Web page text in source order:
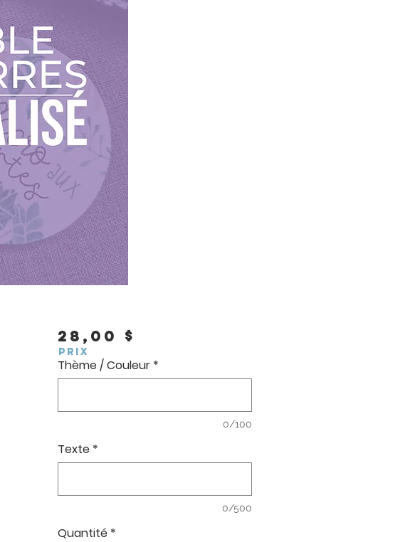
28,00 $
Thème / Couleur *
0/100
Texte *
0/500
Quantité *
PRIX